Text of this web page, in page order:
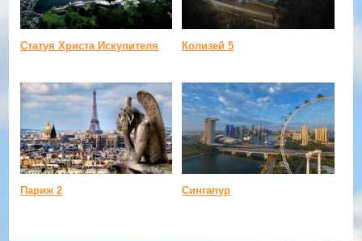
Статуя Христа Искупителя Колизей 5
Париж 2 Сингапур